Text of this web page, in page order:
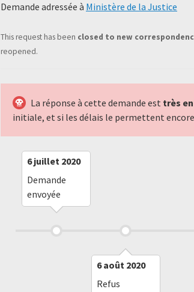
Demande adressée à Ministère de la Justice
This request has been closed to new
reopened.
La réponse à cette demande est très
initiale, et si les délais le permettent
6 juillet 2020
Demande
envoyée
6 août 2020
Refus